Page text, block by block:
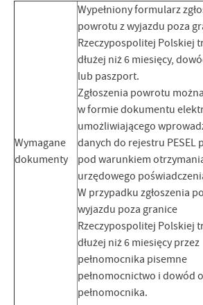
Wymagane
dokumenty
Wypełniony formularz
powrotu z wyjazdu poza
Rzeczypospolitej Polskiej
dłużej niż 6 miesięcy,
lub paszport.
Zgłoszenia powrotu
w formie dokumentu
umożliwiającego
danych do rejestru PESEL
pod warunkiem
urzędowego
W przypadku zgłoszenia
wyjazdu poza granice
Rzeczypospolitej Polskiej
dłużej niż 6 miesięcy przez
pełnomocnika pisemne
pełnomocnictwo i dowód
pełnomocnika.